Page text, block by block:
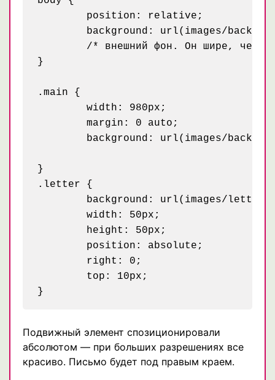
}
.main {
}
.letter {
Подвижный элемент спозиционировали
абсолютом — при больших разрешениях все
красиво. Письмо будет под правым краем.